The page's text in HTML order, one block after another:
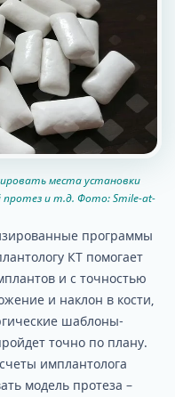
места установки
и т.д. Фото: Smile-at-
программы
КТ помогает
и с точностью
и наклон в кости,
шаблоны-
точно по плану.
имплантолога
модель протеза –